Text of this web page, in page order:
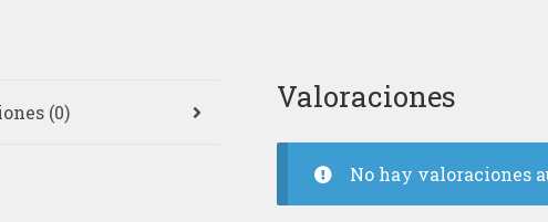
(0) Valoraciones
No hay valoraciones